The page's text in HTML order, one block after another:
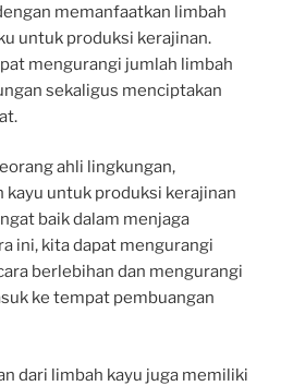
memanfaatkan limbah
untuk produksi kerajinan.
mengurangi jumlah limbah
sekaligus menciptakan
ahli lingkungan,
kayu untuk produksi kerajinan
baik dalam menjaga
ini, kita dapat mengurangi
berlebihan dan mengurangi
ke tempat pembuangan
dari limbah kayu juga memiliki